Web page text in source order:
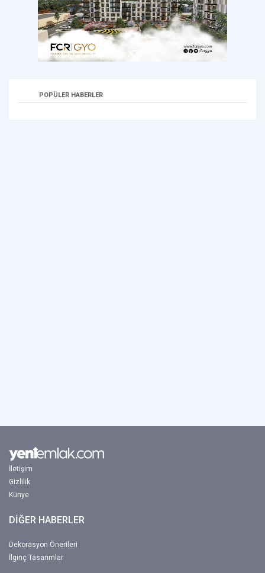
POPÜLER HABERLER
İletişim
Gizlilik
Künye
DİĞER HABERLER
Dekorasyon Önerileri
İlginç Tasarımlar